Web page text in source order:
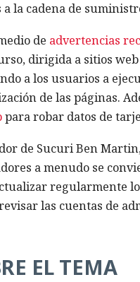
la cadena de
de advertencias
dirigida a sitios
a los usuarios a
de las páginas.
para robar datos de
de Sucuri Ben
a menudo se
regularmente
las cuentas de
EL TEMA